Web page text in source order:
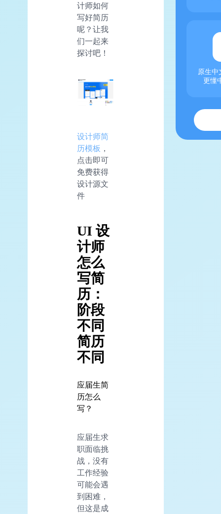
计师如何
写好简历
呢？让我
们一起来
探讨吧！
设计师简
历模板 ，
点击即可
免费获得
设计源文
件
UI 设
计师
怎么
写简
历：
阶段
不同
简历
不同
应届生简
历怎么
写？
应届生求
职面临挑
战，没有
工作经验
可能会遇
到困难，
但这是成
原生中
更懂